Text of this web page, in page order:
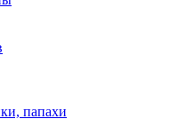
папахи